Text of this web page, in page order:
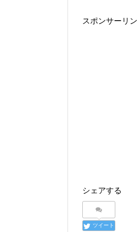
スポンサーリ
シェアする
ツイート